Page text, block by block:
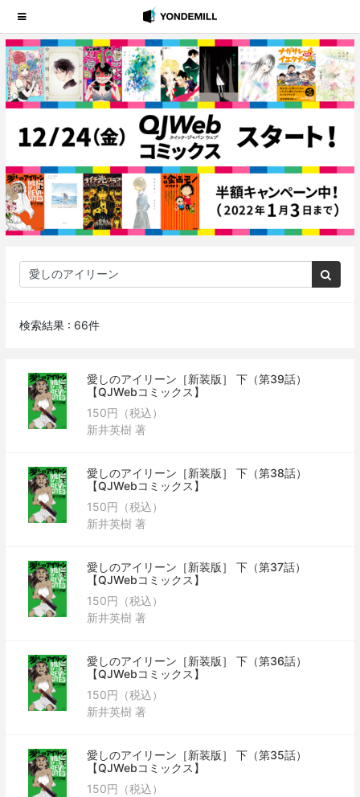
検索結果 : 66件
愛しのアイリーン［新装版］ 下（第39話）
【QJWebコミックス】
150円（税込）
新井英樹 著
愛しのアイリーン［新装版］ 下（第38話）
【QJWebコミックス】
150円（税込）
新井英樹 著
愛しのアイリーン［新装版］ 下（第37話）
【QJWebコミックス】
150円（税込）
新井英樹 著
愛しのアイリーン［新装版］ 下（第36話）
【QJWebコミックス】
150円（税込）
新井英樹 著
愛しのアイリーン［新装版］ 下（第35話）
【QJWebコミックス】
150円（税込）